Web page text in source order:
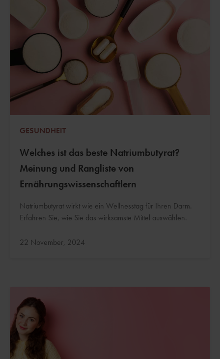
GESUNDHEIT
Welches ist das beste Natriumbutyrat?
Meinung und Rangliste von
Ernährungswissenschaftlern
Natriumbutyrat wirkt wie ein Wellnesstag für Ihren Darm.
Erfahren Sie, wie Sie das wirksamste Mittel auswählen.
Aktualisiert:
22 November, 2024